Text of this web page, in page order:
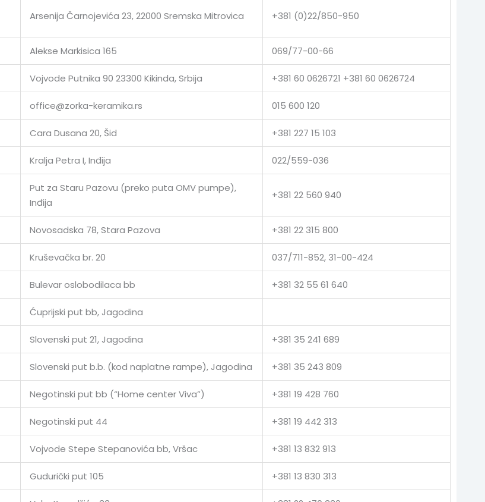
Arsenija Čarnojevića 23, 22000 Sremska Mitrovica +381 (0)22/850-950
Alekse Markisica 165 069/77-00-66
Vojvode Putnika 90 23300 Kikinda, Srbija +381 60 0626721 +381 60 0626724
office@zorka-keramika.rs 015 600 120
Cara Dusana 20, Šid +381 227 15 103
Kralja Petra I, Inđija 022/559-036
Put za Staru Pazovu (preko puta OMV pumpe),
Inđija
+381 22 560 940
Novosadska 78, Stara Pazova +381 22 315 800
Kruševačka br. 20 037/711-852, 31-00-424
Bulevar oslobodilaca bb +381 32 55 61 640
Ćuprijski put bb, Jagodina
Slovenski put 21, Jagodina +381 35 241 689
Slovenski put b.b. (kod naplatne rampe), Jagodina +381 35 243 809
Negotinski put bb (“Home center Viva”) +381 19 428 760
Negotinski put 44 +381 19 442 313
Vojvode Stepe Stepanovića bb, Vršac +381 13 832 913
Gudurički put 105 +381 13 830 313